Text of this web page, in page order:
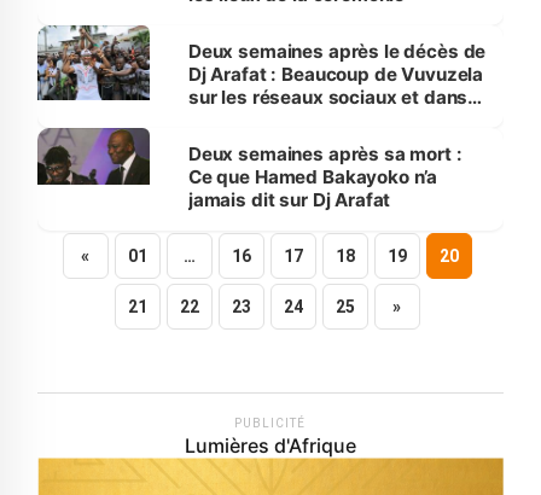
Deux semaines après le décès de
Dj Arafat : Beaucoup de Vuvuzela
sur les réseaux sociaux et dans
Deux semaines après sa mort :
Ce que Hamed Bakayoko n’a
jamais dit sur Dj Arafat
« 01 … 16 17 18 19 20
21 22 23 24 25 »
PUBLICITÉ
Lumières d'Afrique